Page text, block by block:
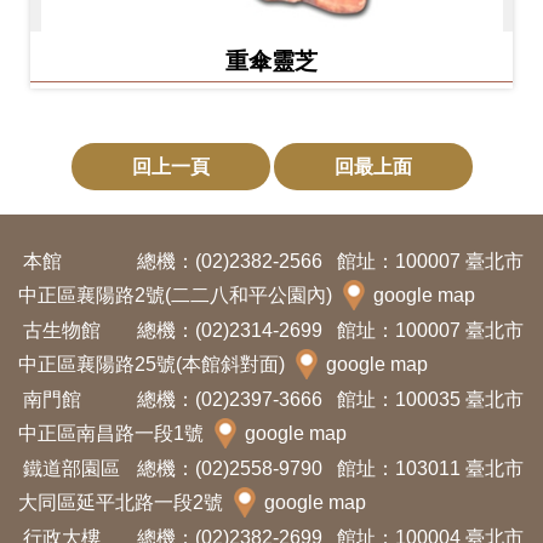
重傘靈芝
回上一頁 回最上面
本館 總機：(02)2382-2566
館址：100007 臺北市
中正區襄陽路2號(二二八和平公園內)
google map
古生物館
總機：(02)2314-2699
館址：100007 臺北市
中正區襄陽路25號(本館斜對面)
google map
南門館
總機：(02)2397-3666
館址：100035 臺北市
中正區南昌路一段1號
google map
鐵道部園區
總機：(02)2558-9790
館址：103011 臺北市
大同區延平北路一段2號
google map
行政大樓
總機：(02)2382-2699 館址：100004 臺北市